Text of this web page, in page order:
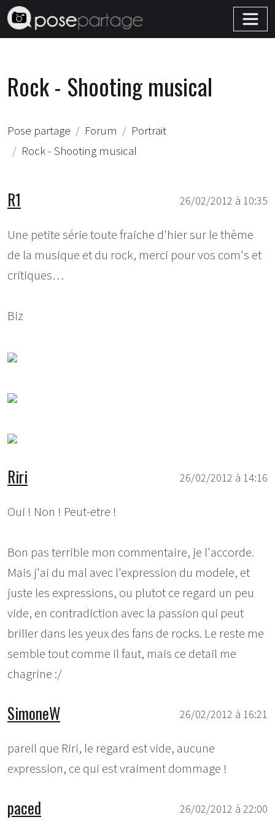
Rock - Shooting musical
Pose partage Forum
Portrait
Rock - Shooting musical
26/02/2012 à 10:35
R1
Une petite série toute fraiche d'hier sur le thème
de la musique et du rock, merci pour vos com's et
critiques…
Biz
26/02/2012 à 14:16
Riri
Oui ! Non ! Peut-etre !
Bon pas terrible mon commentaire, je l'accorde.
Mais j'ai du mal avec l'expression du modele, et
juste les expressions, ou plutot ce regard un peu
vide, en contradiction avec la passion qui peut
briller dans les yeux des fans de rocks. Le reste me
semble tout comme il faut, mais ce detail me
chagrine :/
26/02/2012 à 16:21
SimoneW
pareil que Riri, le regard est vide, aucune
expression, ce qui est vraiment dommage !
26/02/2012 à 22:00
paced